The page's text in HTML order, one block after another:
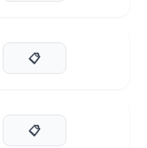
📋
📋